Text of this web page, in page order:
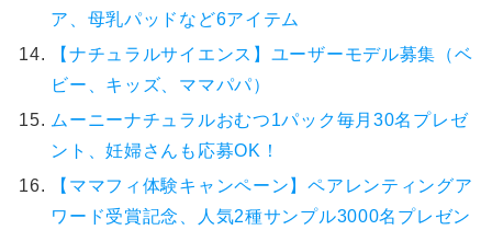
ア、母乳パッドなど6アイテム
【ナチュラルサイエンス】ユーザーモデル募集（ベ
ビー、キッズ、ママパパ）
ムーニーナチュラルおむつ1パック毎月30名プレゼ
ント、妊婦さんも応募OK！
【ママフィ体験キャンペーン】ペアレンティングア
ワード受賞記念、人気2種サンプル3000名プレゼン